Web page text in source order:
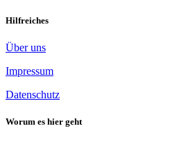
Hilfreiches
Über uns
Impressum
Datenschutz
Worum es hier geht